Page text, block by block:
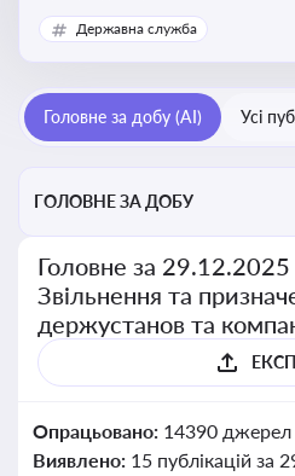
установ та підприємств
Державна служба
Головне за добу (AI) Усі
ГОЛОВНЕ ЗА ДОБУ
Головне за 29.12.2025
Звільнення та
держустанов та
Опрацьовано: 14390 джерел
Виявлено: 15 публікацій за